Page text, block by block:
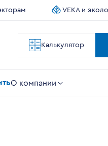
VEKA и
Калькулятор
О компании